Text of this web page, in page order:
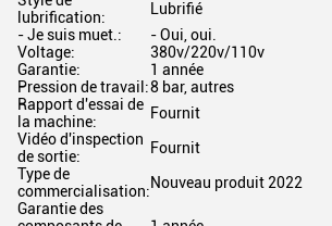
lubrification:
Lubrifié
- Je suis muet.:
- Oui, oui.
Voltage:
380v/220v/110v
Garantie:
1 année
Pression de travail:8 bar, autres
Rapport d'essai de
la machine:
Fournit
Vidéo d'inspection
de sortie:
Fournit
Type de
commercialisation:Nouveau produit 2022
Garantie des